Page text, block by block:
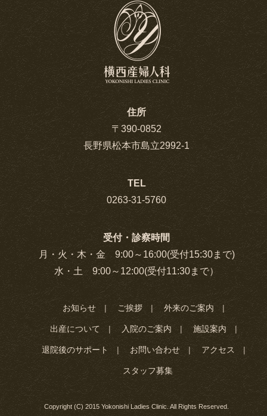
住所
〒390-0852
長野県松本市島立2992-1
TEL
0263-31-5760
受付・診察時間
月・火・木・金 9:00～16:00(受付15:30まで)
水・土 9:00～12:00(受付11:30まで）
お知らせ ご挨拶 外来のご案内
出産について 入院のご案内 施設案内
退院後のサポート お問い合わせ アクセス
スタッフ募集
Copyright (C) 2015 Yokonishi Ladies Clinic. All Rights Reserved.